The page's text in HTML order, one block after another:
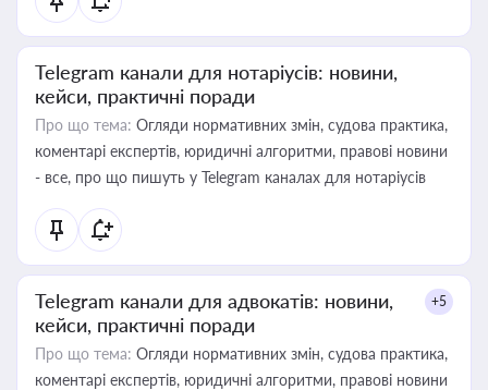
Telegram канали для нотаріусів: новини,
кейси, практичні поради
Про що тема: Огляди нормативних змін, судова практика,
коментарі експертів, юридичні алгоритми, правові новини
- все, про що пишуть у Telegram каналах для нотаріусів
Telegram канали для адвокатів: новини,
кейси, практичні поради
+5
Про що тема: Огляди нормативних змін, судова практика,
коментарі експертів, юридичні алгоритми, правові новини